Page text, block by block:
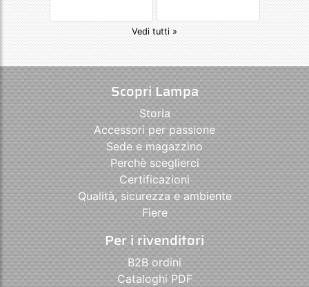
Vedi tutti »
Scopri Lampa
Storia
Accessori per passione
Sede e magazzino
Perchè sceglierci
Certificazioni
Qualità, sicurezza e ambiente
Fiere
Per i rivenditori
B2B ordini
Cataloghi PDF